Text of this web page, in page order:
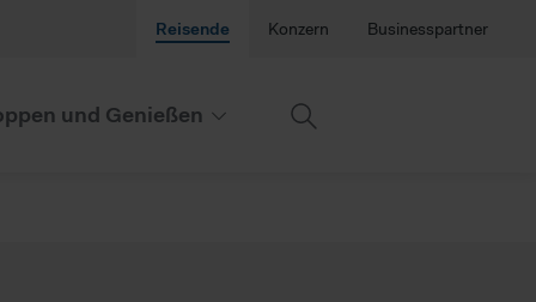
und Genießen
Reisende Konzern Businesspartner